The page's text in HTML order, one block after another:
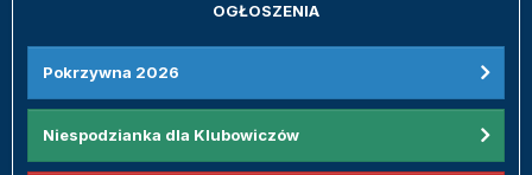
OGŁOSZENIA
Pokrzywna 2026
Niespodzianka dla Klubowiczów